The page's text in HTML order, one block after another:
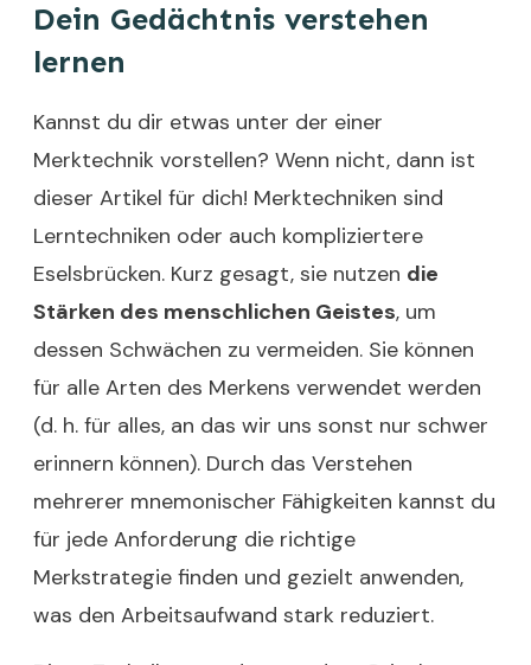
Dein Gedächtnis verstehen
lernen
Kannst du dir etwas unter der einer
Merktechnik vorstellen? Wenn nicht, dann ist
dieser Artikel für dich! Merktechniken sind
Lerntechniken oder auch kompliziertere
Eselsbrücken. Kurz gesagt, sie nutzen die
Stärken des menschlichen Geistes, um
dessen Schwächen zu vermeiden. Sie können
für alle Arten des Merkens verwendet werden
(d. h. für alles, an das wir uns sonst nur schwer
erinnern können). Durch das Verstehen
mehrerer mnemonischer Fähigkeiten kannst du
für jede Anforderung die richtige
Merkstrategie finden und gezielt anwenden,
was den Arbeitsaufwand stark reduziert.